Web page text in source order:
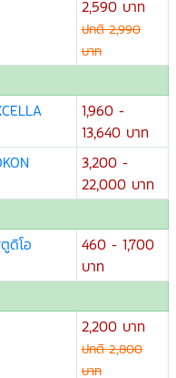
2,590 บาท
ปกติ 2,990
บาท
1,960 -
13,640 บาท
3,200 -
22,000 บาท
ดิโอ
460 - 1,700
บาท
2,200 บาท
ปกติ 2,800
บาท